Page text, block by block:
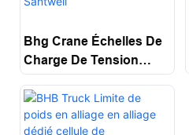
Bhg Crane Échelles De
Charge De Tension
Capteur De Poids En
Acier En Acier Santwell